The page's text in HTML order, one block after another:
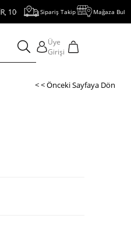
ÜZERİ ALIŞVERİŞE 250 TL İNDİRİM
Sipariş Takip Mağaza Bul
Üye
Girişi
< < Önceki Sayfaya Dön